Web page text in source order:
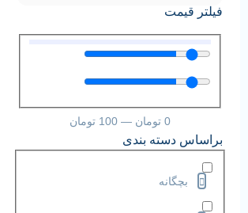
فیلتر قیمت
0 تومان —
100 تومان
براساس دسته بندی
بچگانه